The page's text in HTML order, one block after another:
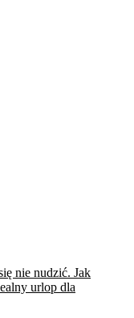
nie nudzić. Jak
urlop dla